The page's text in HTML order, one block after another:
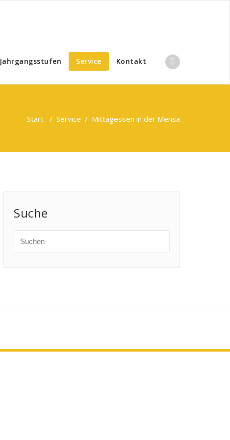
Jahrgangsstufen Service Kontakt
Start / Service / Mittagessen in der Mensa
Suche